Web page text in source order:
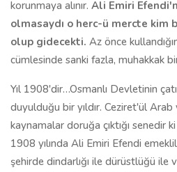
korunmaya alınır. Ali Emiri
olmasaydı o herc-ü mercte kim
olup gidecekti. Az önce
cümlesinde sanki fazla, muhakkak
Yıl 1908'dir…Osmanlı Devletinin
duyulduğu bir yıldır. Ceziret'ül
kaynamalar doruğa çıktığı senedir
1908 yılında Ali Emiri Efendi
şehirde dindarlığı ile dürüstlüğü ile